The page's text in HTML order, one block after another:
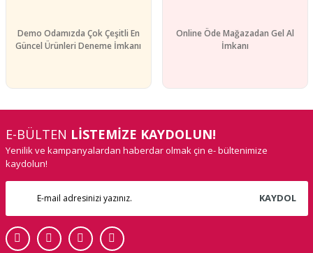
Demo Odamızda Çok Çeşitli En
Güncel Ürünleri Deneme İmkanı
Online Öde Mağazadan Gel Al
İmkanı
E-BÜLTEN LİSTEMİZE KAYDOLUN!
Yenilik ve kampanyalardan haberdar olmak çin e- bültenimize
kaydolun!
KAYDOL